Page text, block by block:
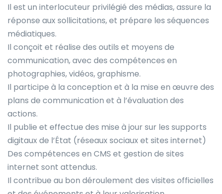
Il est un interlocuteur privilégié des médias, assure la
réponse aux sollicitations, et prépare les séquences
médiatiques.
Il conçoit et réalise des outils et moyens de
communication, avec des compétences en
photographies, vidéos, graphisme.
Il participe à la conception et à la mise en œuvre des
plans de communication et à l’évaluation des
actions.
Il publie et effectue des mise à jour sur les supports
digitaux de l’État (réseaux sociaux et sites internet)
Des compétences en CMS et gestion de sites
internet sont attendus.
Il contribue au bon déroulement des visites officielles